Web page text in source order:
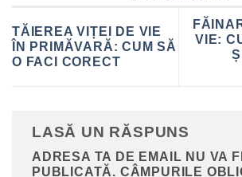
TĂIEREA VIȚEI DE VIE
ÎN PRIMĂVARĂ: CUM SĂ
O FACI CORECT
VIE:
LASĂ UN RĂSPUNS
ADRESA TA DE EMAIL NU VA FI
PUBLICATĂ. CÂMPURILE